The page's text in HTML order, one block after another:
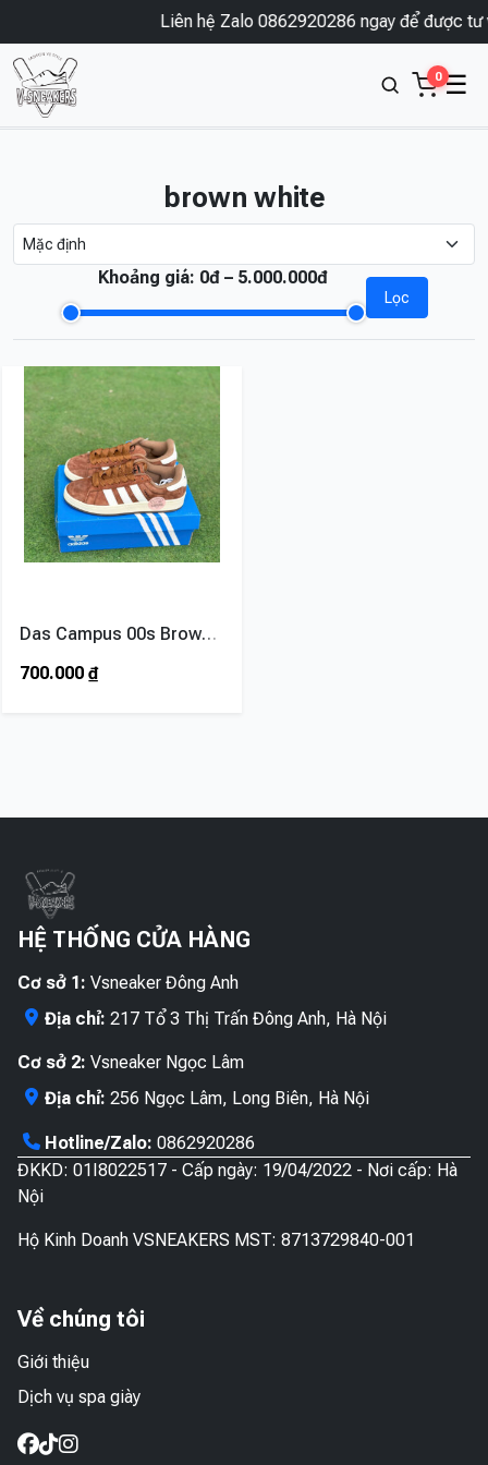
Liên hệ Zalo 0862920286 ngay để được tư
0 ☰
brown white
Khoảng giá: 0đ – 5.000.000đ
Lọc
Das Campus 00s Brown White
700.000 ₫
HỆ THỐNG CỬA HÀNG
Cơ sở 1: Vsneaker Đông Anh
Địa chỉ: 217 Tổ 3 Thị Trấn Đông Anh, Hà Nội
Cơ sở 2: Vsneaker Ngọc Lâm
Địa chỉ: 256 Ngọc Lâm, Long Biên, Hà Nội
Hotline/Zalo: 0862920286
ĐKKD: 01I8022517 - Cấp ngày: 19/04/2022 - Nơi cấp: Hà
Nội
Hộ Kinh Doanh VSNEAKERS MST: 8713729840-001
Về chúng tôi
Giới thiệu
Dịch vụ spa giày